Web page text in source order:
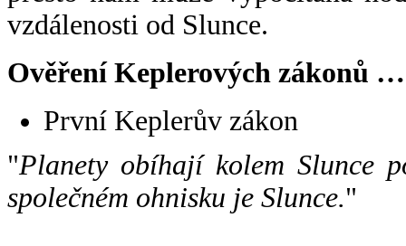
vzdálenosti od Slunce.
Ověření Keplerových zákonů …
První Keplerův zákon
"Planety obíhají kolem Slunce
společném ohnisku je Slunce."